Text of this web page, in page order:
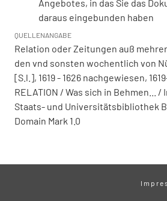
Angebotes, in das Sie das
daraus eingebunden haben
QUELLENANGABE
Relation oder Zeitungen auß
den vnd sonsten wochentlich von
[S.l.], 1619 - 1626 nachgewiesen,
RELATION / Was sich in Behmen... /
Staats- und Universitätsbibliothek
Domain Mark 1.0